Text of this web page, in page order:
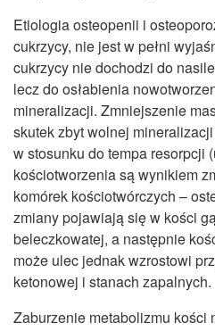
Etiologia osteopenii i
cukrzycy, nie jest w pełni
cukrzycy nie dochodzi do
lecz do osłabienia
mineralizacji. Zmniejszenie
skutek zbyt wolnej
w stosunku do tempa resorpcji
kościotworzenia są wynikiem
komórek kościotwórczych –
zmiany pojawiają się w kości
beleczkowatej, a następnie
może ulec jednak wzrostowi
ketonowej i stanach zapalnych.
Zaburzenie metabolizmu kości